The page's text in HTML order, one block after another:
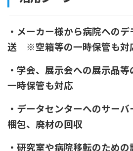
・メーカー様から病院への
送 ※空箱等の一時保管も対
・学会、展示会への展示品
一時保管も対応
・データセンターへのサー
梱包、廃材の回収
・研究室や病院移転のため